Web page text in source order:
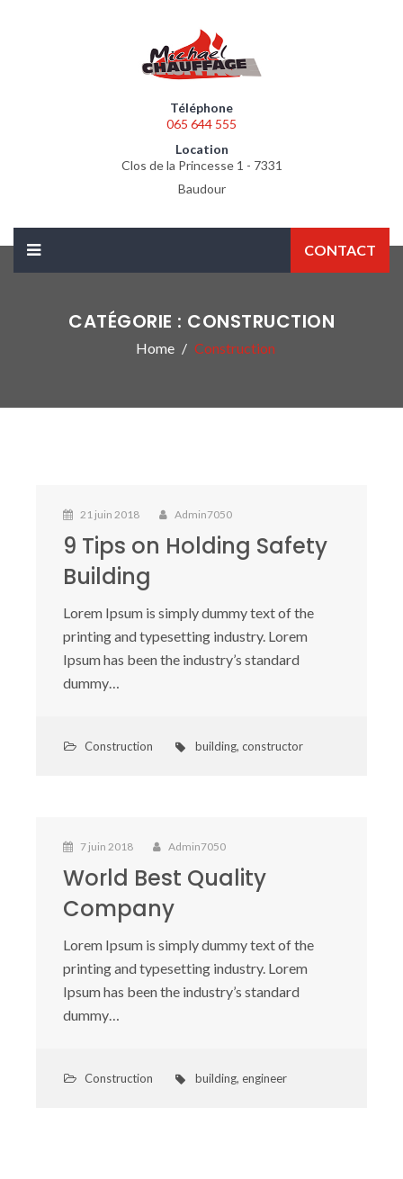
Téléphone
065 644 555
Location
Clos de la Princesse 1 - 7331
Baudour
CONTACT
CATÉGORIE : CONSTRUCTION
Home Construction
21 juin 2018 Admin7050
9 Tips on Holding Safety
Building
Lorem Ipsum is simply dummy text of the
printing and typesetting industry. Lorem
Ipsum has been the industry’s standard
dummy…
Construction building, constructor
7 juin 2018 Admin7050
World Best Quality
Company
Lorem Ipsum is simply dummy text of the
printing and typesetting industry. Lorem
Ipsum has been the industry’s standard
dummy…
Construction building, engineer